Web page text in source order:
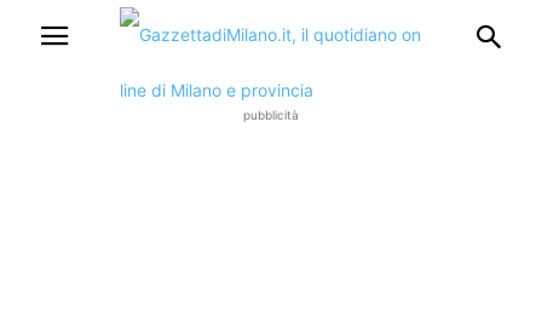
pubblicità